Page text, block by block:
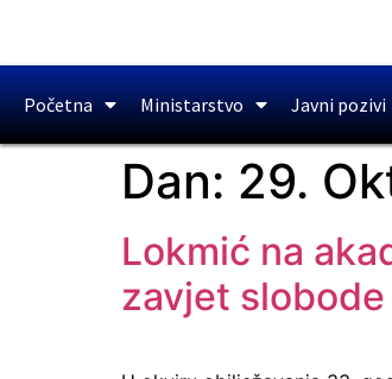
Početna Ministarstvo Javni pozivi
Dan: 29.
Lokmić na
zavjet